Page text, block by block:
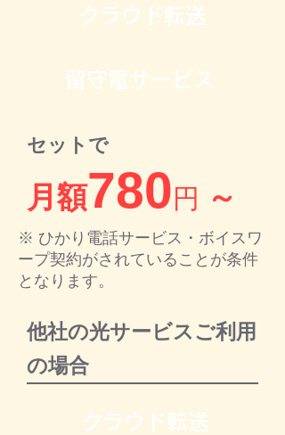
クラウド転送
留守電サービス
セットで
月額780 円 ～
※ ひかり電話サービス・ボイスワ
ープ契約がされていることが条件
となります。
他社の光サービスご利用
の場合
クラウド転送